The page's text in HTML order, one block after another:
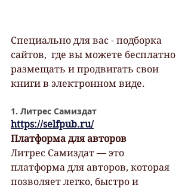
Специально для вас - подборка
сайтов,  где вы можете бесплатно
размещать и продвигать свои
книги в электронном виде.
1. Литрес Самиздат
https://selfpub.ru/
Платформа для авторов
Литрес Самиздат — это
платформа для авторов, которая
позволяет легко, быстро и